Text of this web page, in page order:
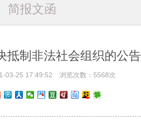
简报文函
抵制非法社会组织的公告
03-25 17:49:52 浏览次数：5568次